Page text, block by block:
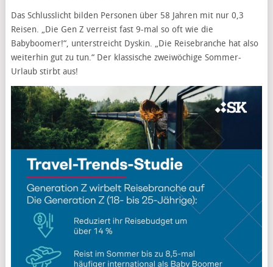
Das Schlusslicht bilden Personen über 58 Jahren mit nur 0,3
Reisen. „Die Gen Z verreist fast 9-mal so oft wie die
Babyboomer!“, unterstreicht Dyskin. „Die Reisebranche hat also
weiterhin gut zu tun.“ Der klassische zweiwöchige Sommer-
Urlaub stirbt aus!